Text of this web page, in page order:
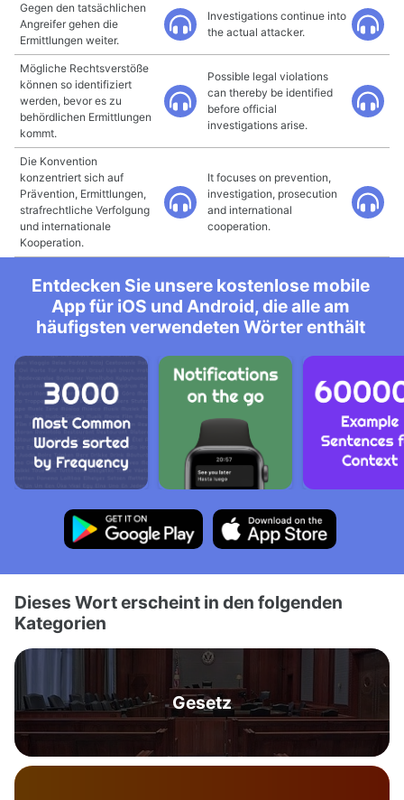
Gegen den tatsächlichen
Angreifer gehen die
Ermittlungen weiter.
Investigations continue into
the actual attacker.
Mögliche Rechtsverstöße
können so identifiziert
werden, bevor es zu
behördlichen Ermittlungen
kommt.
Possible legal violations
can thereby be identified
before official
investigations arise.
Die Konvention
konzentriert sich auf
Prävention, Ermittlungen,
strafrechtliche Verfolgung
und internationale
Kooperation.
It focuses on prevention,
investigation, prosecution
and international
cooperation.
Entdecken Sie unsere kostenlose mobile
App für iOS und Android, die alle am
häufigsten verwendeten Wörter enthält
Dieses Wort erscheint in den folgenden
Kategorien
Gesetz